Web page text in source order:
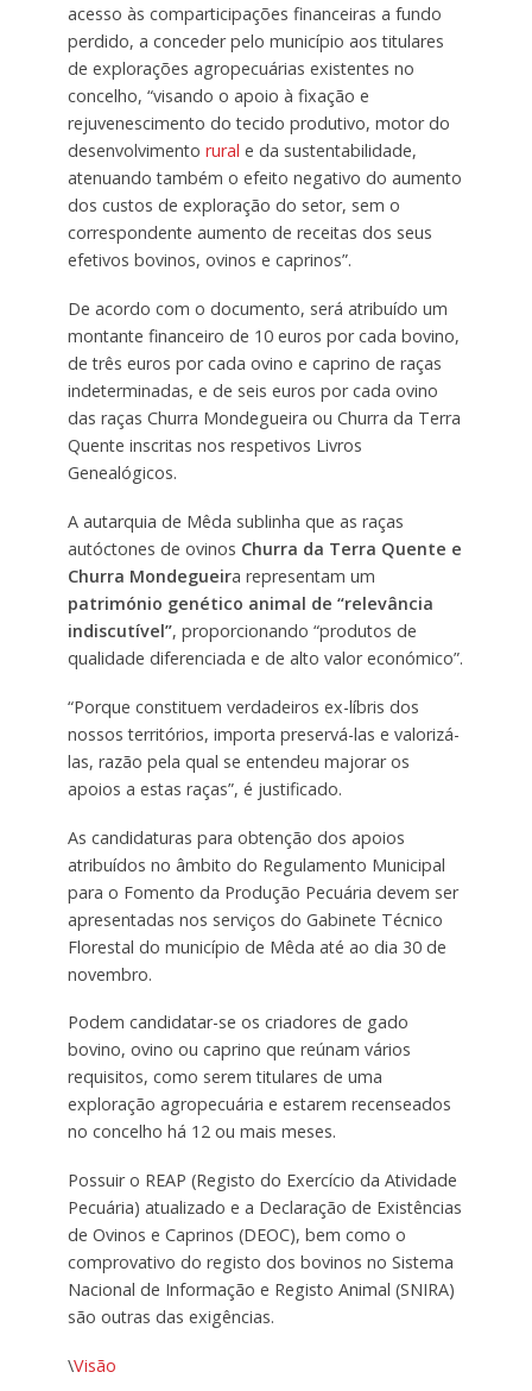
acesso às comparticipações financeiras a fundo
perdido, a conceder pelo município aos titulares
de explorações agropecuárias existentes no
concelho, “visando o apoio à fixação e
rejuvenescimento do tecido produtivo, motor do
desenvolvimento rural e da sustentabilidade,
atenuando também o efeito negativo do aumento
dos custos de exploração do setor, sem o
correspondente aumento de receitas dos seus
efetivos bovinos, ovinos e caprinos”.
De acordo com o documento, será atribuído um
montante financeiro de 10 euros por cada bovino,
de três euros por cada ovino e caprino de raças
indeterminadas, e de seis euros por cada ovino
das raças Churra Mondegueira ou Churra da Terra
Quente inscritas nos respetivos Livros
Genealógicos.
A autarquia de Mêda sublinha que as raças
autóctones de ovinos Churra da Terra Quente e
Churra Mondegueira representam um
património genético animal de “relevância
indiscutível”, proporcionando “produtos de
qualidade diferenciada e de alto valor económico”.
“Porque constituem verdadeiros ex-líbris dos
nossos territórios, importa preservá-las e valorizá-
las, razão pela qual se entendeu majorar os
apoios a estas raças”, é justificado.
As candidaturas para obtenção dos apoios
atribuídos no âmbito do Regulamento Municipal
para o Fomento da Produção Pecuária devem ser
apresentadas nos serviços do Gabinete Técnico
Florestal do município de Mêda até ao dia 30 de
novembro.
Podem candidatar-se os criadores de gado
bovino, ovino ou caprino que reúnam vários
requisitos, como serem titulares de uma
exploração agropecuária e estarem recenseados
no concelho há 12 ou mais meses.
Possuir o REAP (Registo do Exercício da Atividade
Pecuária) atualizado e a Declaração de Existências
de Ovinos e Caprinos (DEOC), bem como o
comprovativo do registo dos bovinos no Sistema
Nacional de Informação e Registo Animal (SNIRA)
são outras das exigências.
\Visão